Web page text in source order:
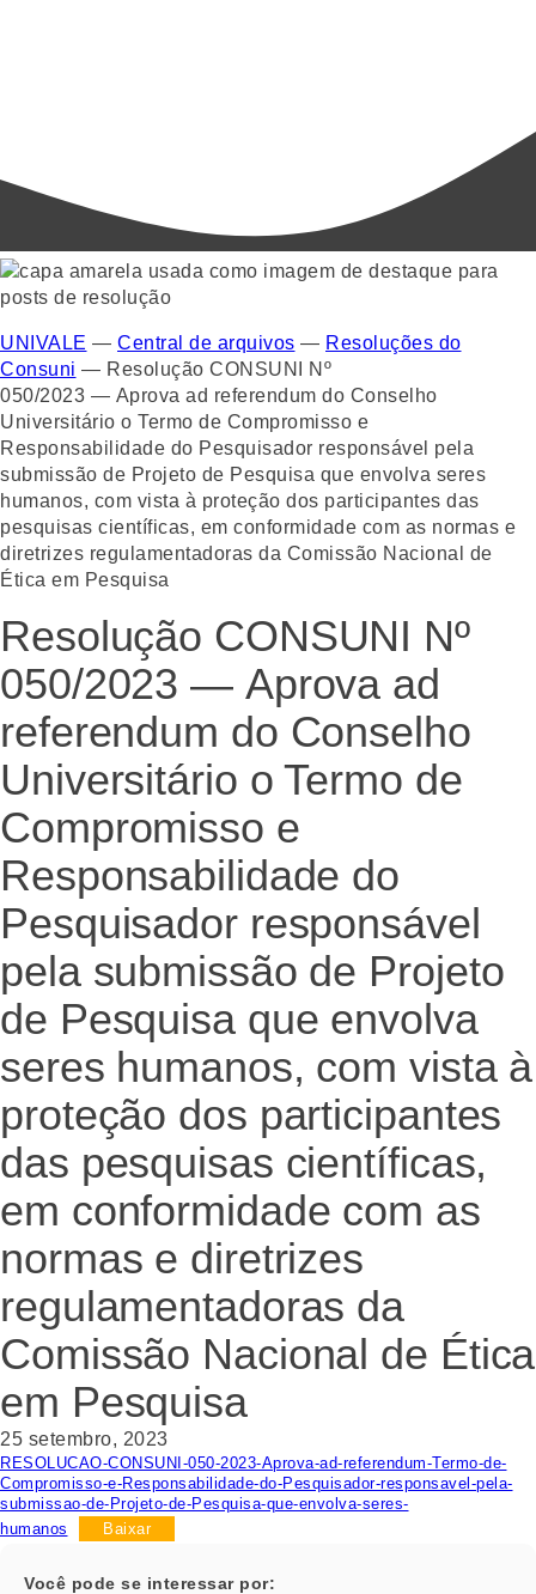
UNIVALE — Central de arquivos — Resoluções do
Consuni — Resolução CONSUNI Nº
050/2023 — Aprova ad referendum do Conselho
Universitário o Termo de Compromisso e
Responsabilidade do Pesquisador responsável pela
submissão de Projeto de Pesquisa que envolva seres
humanos, com vista à proteção dos participantes das
pesquisas científicas, em conformidade com as normas e
diretrizes regulamentadoras da Comissão Nacional de
Ética em Pesquisa
Resolução CONSUNI Nº
050/2023 — Aprova ad
referendum do Conselho
Universitário o Termo de
Compromisso e
Responsabilidade do
Pesquisador responsável
pela submissão de Projeto
de Pesquisa que envolva
seres humanos, com vista à
proteção dos participantes
das pesquisas científicas,
em conformidade com as
normas e diretrizes
regulamentadoras da
Comissão Nacional de Ética
em Pesquisa
25 setembro, 2023
RESOLUCAO-CONSUNI-050-2023-Aprova-ad-referendum-Termo-de-
Compromisso-e-Responsabilidade-do-Pesquisador-responsavel-pela-
submissao-de-Projeto-de-Pesquisa-que-envolva-seres-
humanos
Baixar
Você pode se interessar por: